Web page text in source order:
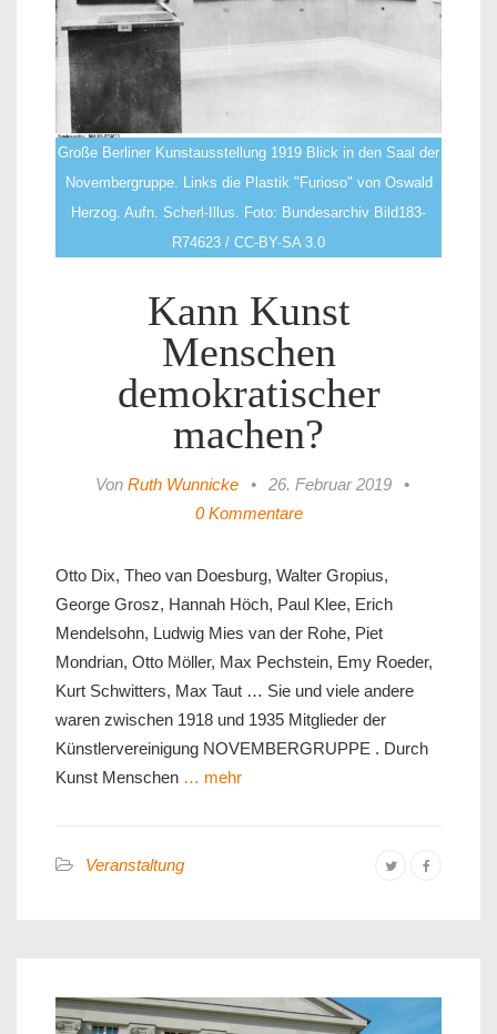
Große Berliner Kunstausstellung 1919 Blick in den Saal der
Novembergruppe. Links die Plastik "Furioso" von Oswald
Herzog. Aufn. Scherl-Illus. Foto: Bundesarchiv Bild183-
R74623 / CC-BY-SA 3.0
Kann Kunst
Menschen
demokratischer
machen?
Von Ruth Wunnicke • 26. Februar 2019
•
0 Kommentare
Otto Dix, Theo van Doesburg, Walter Gropius,
George Grosz, Hannah Höch, Paul Klee, Erich
Mendelsohn, Ludwig Mies van der Rohe, Piet
Mondrian, Otto Möller, Max Pechstein, Emy Roeder,
Kurt Schwitters, Max Taut … Sie und viele andere
waren zwischen 1918 und 1935 Mitglieder der
Künstlervereinigung NOVEMBERGRUPPE . Durch
Kunst Menschen … mehr
Veranstaltung